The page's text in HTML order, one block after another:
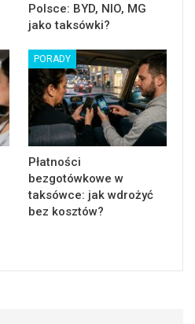
Polsce: BYD, NIO, MG
jako taksówki?
PORADY
Płatności
bezgotówkowe w
taksówce: jak wdrożyć
bez kosztów?